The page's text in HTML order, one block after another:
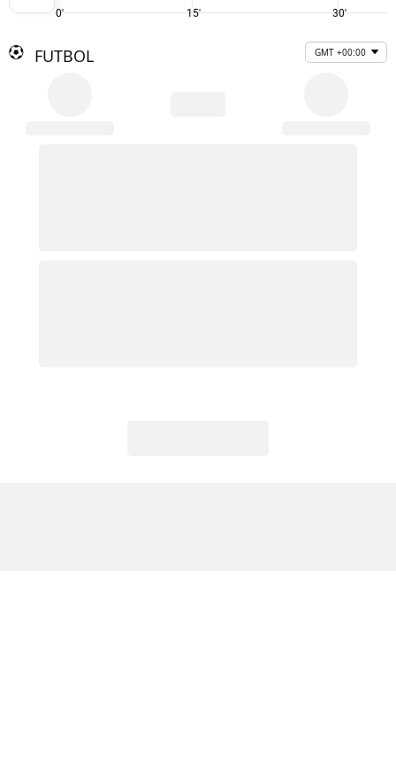
0' 15' 30'
FUTBOL GMT +00:00